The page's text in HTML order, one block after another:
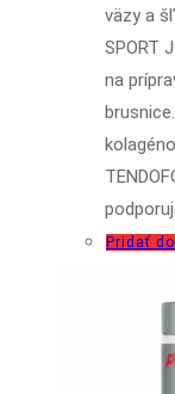
väzy a
SPORT
na
Pridať